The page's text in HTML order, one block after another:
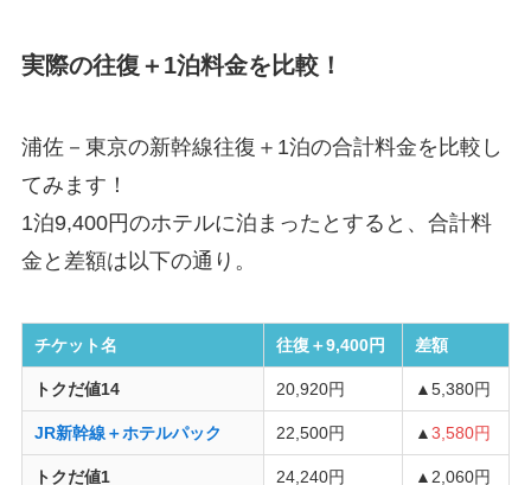
実際の往復＋1泊料金を比較！
浦佐－東京の新幹線往復＋1泊の合計料金を比較し
てみます！
1泊9,400円のホテルに泊まったとすると、合計料
金と差額は以下の通り。
チケット名 往復＋9,400円 差額
トクだ値14 20,920円 ▲5,380円
JR新幹線＋ホテルパック 22,500円 ▲3,580円
トクだ値1 24,240円 ▲2,060円